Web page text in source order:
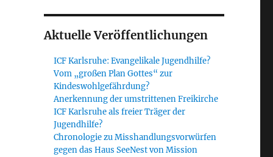
Aktuelle Veröffentlichungen
ICF Karlsruhe: Evangelikale Jugendhilfe?
Vom „großen Plan Gottes“ zur
Kindeswohlgefährdung?
Anerkennung der umstrittenen Freikirche
ICF Karlsruhe als freier Träger der
Jugendhilfe?
Chronologie zu Misshandlungsvorwürfen
gegen das Haus SeeNest von Mission